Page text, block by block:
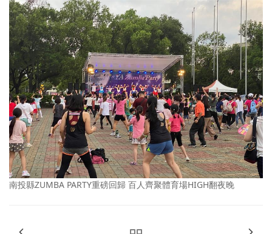
南投縣ZUMBA PARTY重磅回歸 百人齊聚體育場HIGH翻夜晚